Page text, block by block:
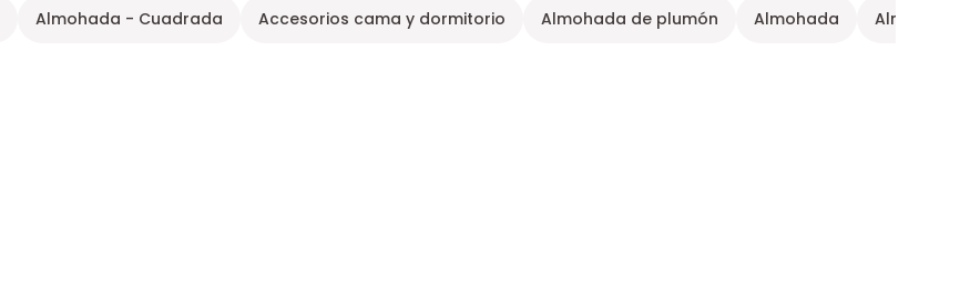
Almohada - Cuadrada Accesorios cama y dormitorio Almohada de plumón Almohada Almohada